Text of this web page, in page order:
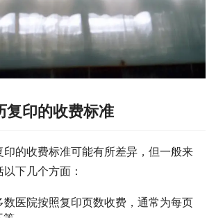
复印的收费标准
的收费标准可能有所差异，但一般来
下几个方面：
数医院按照复印页数收费，通常为每页